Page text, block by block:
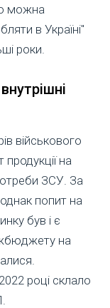
можна
в Україні"
роки.
військового
на
ЗСУ. За
однак попит на
був і є
на
році склало